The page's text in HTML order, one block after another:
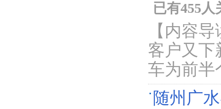
已有455
【内容
客户又下
车为前半
随州广